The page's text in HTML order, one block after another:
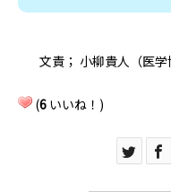
文責； 小柳貴人（医
(6 いいね！)